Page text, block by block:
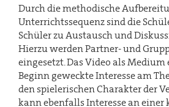
Durch die methodische
Unterrichtssequenz sind die
Schüler zu Austausch und
Hierzu werden Partner- und
eingesetzt. Das Video als Medium
Beginn geweckte Interesse am
den spielerischen Charakter der
kann ebenfalls Interesse an einer